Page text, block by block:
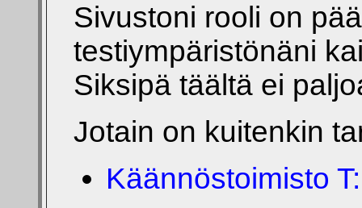
Sivustoni rooli on
testiympäristönäni
Siksipä täältä ei
Jotain on kuitenkin
Käännöstoimisto